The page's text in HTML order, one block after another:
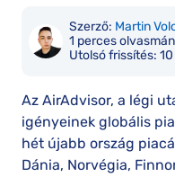
Szerző: Martin
1 perces
Utolsó frissítés:
Az AirAdvisor, a légi
igényeinek globális
hét újabb ország
Dánia, Norvégia,